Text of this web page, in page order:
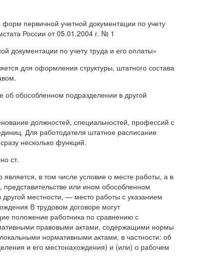
первичной учетной документации по учету
России от 05.01.2004 г. № 1
документации по учету труда и его оплаты»
для оформления структуры, штатного состава
об обособленном подразделении в другой
должностей, специальностей, профессий с
Для работодателя штатное расписание
несколько функций.
ст.
в том числе условие о месте работы, а в
или ином обособленном
местности, — место работы с указанием
В трудовом договоре могут
положение работника по сравнению с
правовыми актами, содержащими нормы
нормативными актами, в частности: об
и его местонахождения) и (или) о рабочем